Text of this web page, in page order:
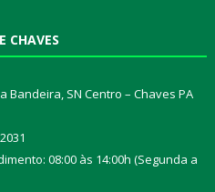
CHAVES
Bandeira, SN Centro – Chaves PA
08:00 às 14:00h (Segunda a